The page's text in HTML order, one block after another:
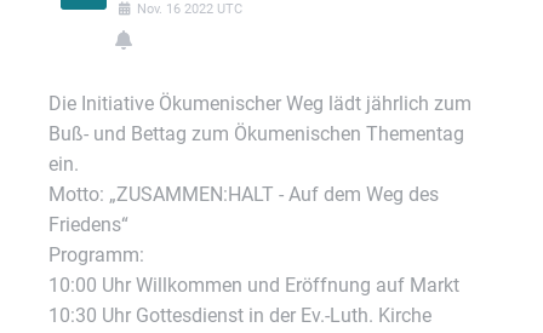
Nov. 16 2022 UTC
Die Initiative Ökumenischer Weg lädt jährlich zum
Buß- und Bettag zum Ökumenischen Thementag
ein.
Motto: „ZUSAMMEN:HALT - Auf dem Weg des
Friedens“
Programm:
10:00 Uhr Willkommen und Eröffnung auf Markt
10:30 Uhr Gottesdienst in der Ev.-Luth. Kirche